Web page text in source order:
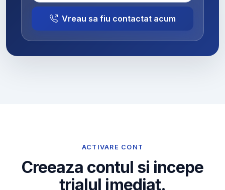
Vreau sa fiu contactat acum
ACTIVARE CONT
Creeaza contul si incepe
trialul imediat.